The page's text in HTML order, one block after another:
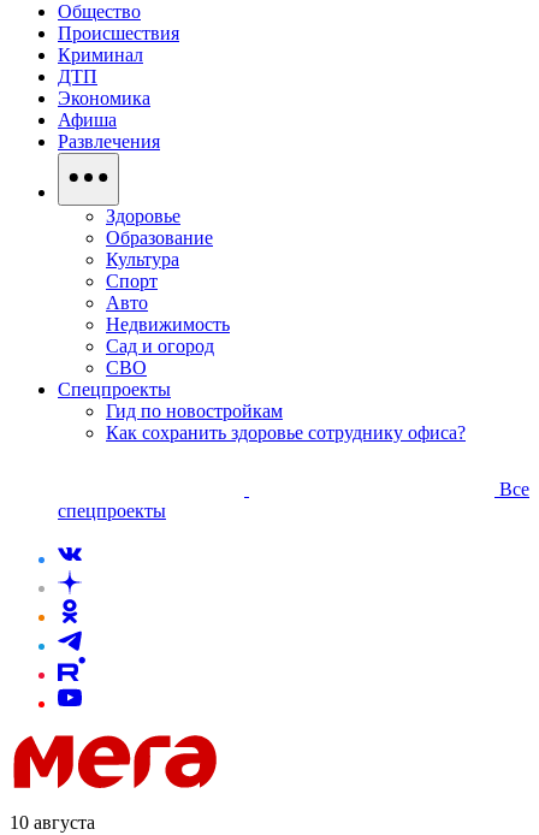
Общество
Происшествия
Криминал
ДТП
Экономика
Афиша
Развлечения
Здоровье
Образование
Культура
Спорт
Авто
Недвижимость
Сад и огород
СВО
Спецпроекты
Гид по новостройкам
Как сохранить здоровье сотруднику офиса?
Все
спецпроекты
10 августа